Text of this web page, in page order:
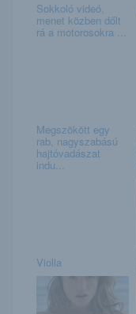
Sokkoló videó,
menet közben dőlt
rá a motorosokra ...
Megszökött egy
rab, nagyszabású
hajtóvadászat
indu...
Violla